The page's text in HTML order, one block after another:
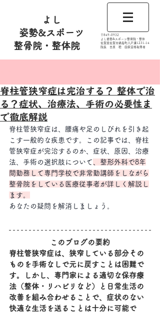
よし
姿勢&スポーツ
整骨院・整体院
​〒849-0932
よし姿勢&スポーツ整骨院・整体
佐賀県佐賀市鍋島町八戸溝1231‐14
​​院長 吉原 稔​ 国家資格取得者
脊柱管狭窄症は完治する？ 整体で治
る？症状、治療法、手術の必要性ま
で徹底解説
脊柱管狭窄症は、腰痛や足のしびれを引き起
こす一般的な疾患です。この記事では、脊柱
管狭窄症が完治するのか、症状、原因、治療
法、手術の選択肢について
、整形外科で8年
間勤務して専門学校で非常勤講師をしながら
整骨院をしている医療従事者が詳しく解説し
ます。
あなたの疑問を解消しましょう。
このブログの要約
脊柱管狭窄症は、狭窄している部分その
ものを手術なしで元に戻すことは困難で
す。しかし、専門家による適切な保存療
法（整体・リハビリなど）と日常生活の
改善を組み合わせることで、症状のない
快適な生活を送ることは十分に可能で